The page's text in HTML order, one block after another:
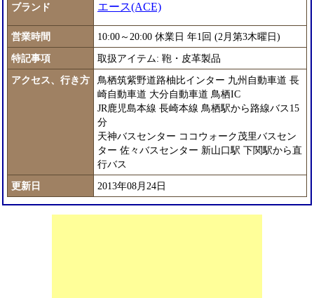
ブランド エース(ACE)
営業時間
10:00～20:00 休業日 年1回 (2月第3木曜日)
特記事項
取扱アイテム: 鞄・皮革製品
アクセス、行き方
鳥栖筑紫野道路柚比インター 九州自動車道 長
崎自動車道 大分自動車道 鳥栖IC
JR鹿児島本線 長崎本線 鳥栖駅から路線バス15
分
天神バスセンター ココウォーク茂里バスセン
ター 佐々バスセンター 新山口駅 下関駅から直
行バス
更新日
2013年08月24日